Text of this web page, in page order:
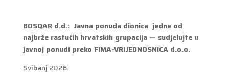
BOSQAR d.d.: Javna ponuda dionica jedne od
najbrže rastućih hrvatskih grupacija — sudjelujte u
javnoj ponudi preko FIMA-VRIJEDNOSNICA d.o.o.
Svibanj 2026.